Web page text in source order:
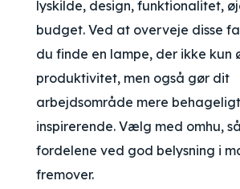
lyskilde, design, funktionalitet,
budget. Ved at overveje disse
du finde en lampe, der ikke kun
produktivitet, men også gør dit
arbejdsområde mere
inspirerende. Vælg med omhu,
fordelene ved god belysning i
fremover.